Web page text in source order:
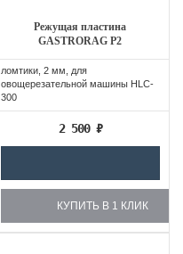
Режущая пластина
GASTRORAG P2
ломтики, 2 мм, для
овощерезательной машины HLC-
300
2 500 ₽
КУПИТЬ В 1 КЛИК